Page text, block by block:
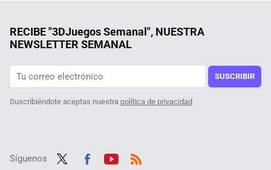
"Nos ha llevado 12 años de trabajo". La mayor ambición de Valve comenzó hace más de una década, y tiene que ver con SteamOS
RECIBE "3DJuegos Semanal", NUESTRA
NEWSLETTER SEMANAL
SUSCRIBIR
Suscribiéndote aceptas nuestra política de privacidad
Síguenos